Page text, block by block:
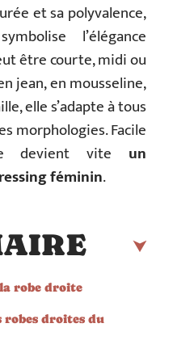
et sa polyvalence,
l’élégance
être courte, midi ou
jean, en mousseline,
elle s’adapte à tous
morphologies. Facile
devient vite un
féminin.
robe droite
robes droites du